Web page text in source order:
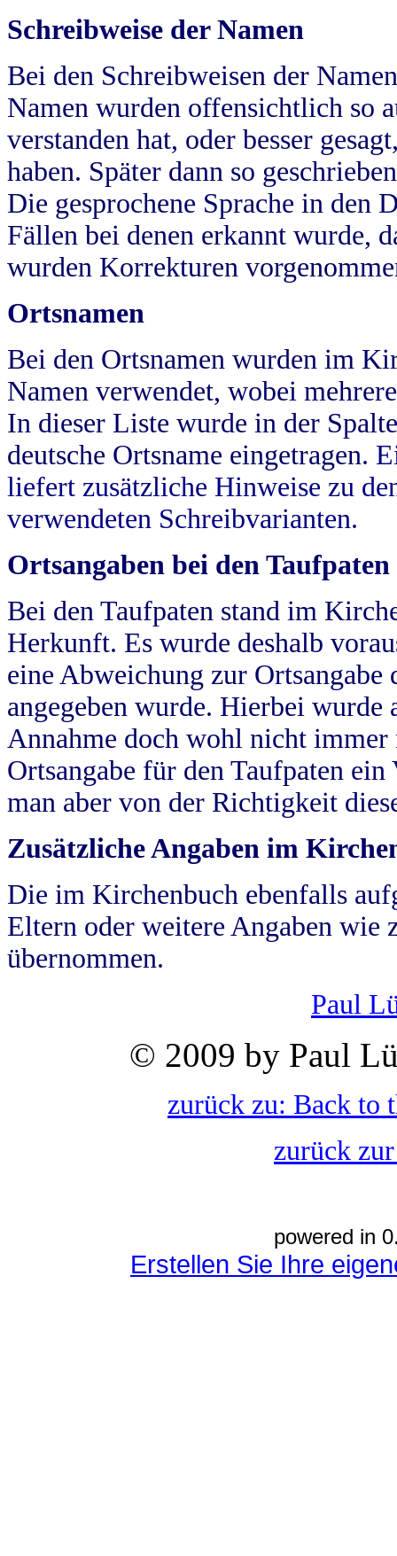
Schreibweise der Namen
Bei den Schreibweisen der
Namen wurden offensichtlich so
verstanden hat, oder besser
haben. Später dann so
Die gesprochene Sprache in
Fällen bei denen erkannt wurde,
wurden Korrekturen
Ortsnamen
Bei den Ortsnamen wurden im
Namen verwendet, wobei
In dieser Liste wurde in der
deutsche Ortsname eingetragen.
liefert zusätzliche Hinweise zu
verwendeten Schreibvarianten.
Ortsangaben bei den Taufpaten
Bei den Taufpaten stand im
Herkunft. Es wurde deshalb
eine Abweichung zur
angegeben wurde. Hierbei wurde
Annahme doch wohl nicht
Ortsangabe für den Taufpaten
man aber von der Richtigkeit
Zusätzliche Angaben im
Die im Kirchenbuch ebenfalls
Eltern oder weitere Angaben wie
übernommen.
Paul
© 2009 by Paul
zurück zu: Back to
zurück
powered in
Erstellen Sie Ihre